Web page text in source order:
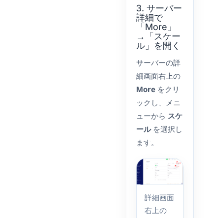
3. サーバー
詳細で
「More」
→「スケー
ル」を開く
サーバーの詳
細画面右上の
More をクリ
ックし、メニ
ューから スケ
ールを選択し
ます。
詳細画面
右上の